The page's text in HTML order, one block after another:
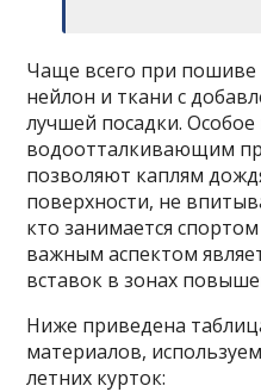
Чаще всего при пошиве
нейлон и ткани с
лучшей посадки.
водоотталкивающим
позволяют каплям
поверхности, не
кто занимается
важным аспектом
вставок в зонах
Ниже приведена
материалов,
летних курток: